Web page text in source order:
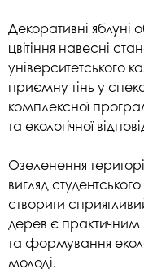
Декоративні яблуні
цвітіння навесні
університетського
приємну тінь у
комплексної
та екологічної
Озеленення
вигляд
створити
дерев є практичним
та формування
молоді.